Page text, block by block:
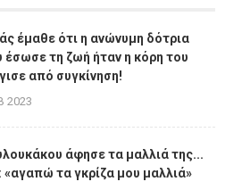
έμαθε ότι η ανώνυμη δότρια
έσωσε τη ζωή ήταν η κόρη του
από συγκίνηση!
2023
άφησε τα μαλλιά της...
«αγαπώ τα γκρίζα μου μαλλιά»